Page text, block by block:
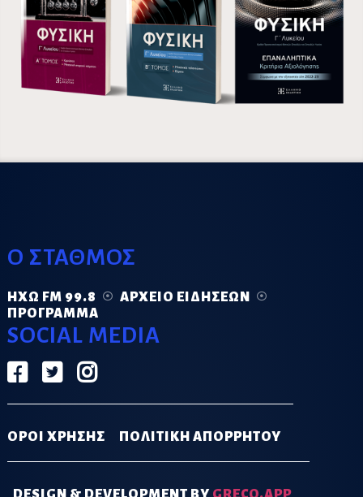
Ο ΣΤΑΘΜΟΣ
ΗΧΏ FM 99.8
ΑΡΧΕΊΟ ΕΙΔΉΣΕΩΝ
ΠΡΌΓΡΑΜΜΑ
SOCIAL MEDIA
ΟΡΟΙ ΧΡΗΣΗΣ ΠΟΛΙΤΙΚΗ ΑΠΟΡΡΗΤΟΥ